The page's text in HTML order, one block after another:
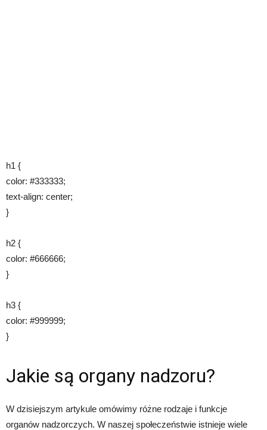
h1 {
color: #333333;
text-align: center;
}
h2 {
color: #666666;
}
h3 {
color: #999999;
}
Jakie są organy nadzoru?
W dzisiejszym artykule omówimy różne rodzaje i funkcje
organów nadzorczych. W naszej społeczeństwie istnieje wiele